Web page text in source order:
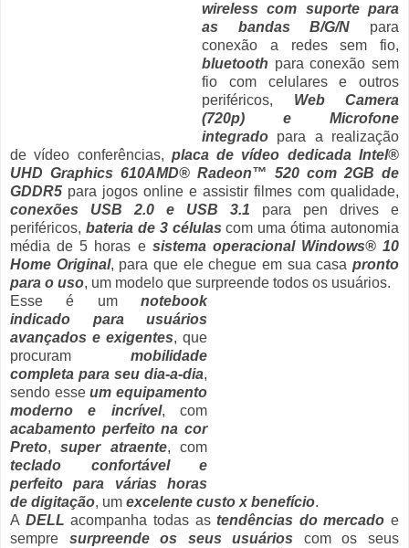
wireless com suporte para
as bandas B/G/N para
conexão a redes sem fio,
bluetooth para conexão sem
fio com celulares e outros
periféricos, Web Camera
(720p) e Microfone
integrado para a realização
de vídeo conferências, placa de vídeo dedicada Intel®
UHD Graphics 610AMD® Radeon™ 520 com 2GB de
GDDR5 para jogos online e assistir filmes com qualidade,
conexões USB 2.0 e USB 3.1 para pen drives e
periféricos, bateria de 3 células com uma ótima autonomia
média de 5 horas e sistema operacional Windows® 10
Home Original, para que ele chegue em sua casapronto
para o uso, um modelo que surpreende todos os usuários.
Esse é um notebook
indicado para usuários
avançados e exigentes, que
procuram mobilidade
completa para seu dia-a-dia,
sendo esseum equipamento
moderno e incrível, com
acabamento perfeito na cor
Preto,super atraente, com
teclado confortável e
perfeito para várias horas
de digitação, um excelente custo x benefício.
A DELL acompanha todas astendências do mercado e
sempre surpreende os seus usuários com os seus